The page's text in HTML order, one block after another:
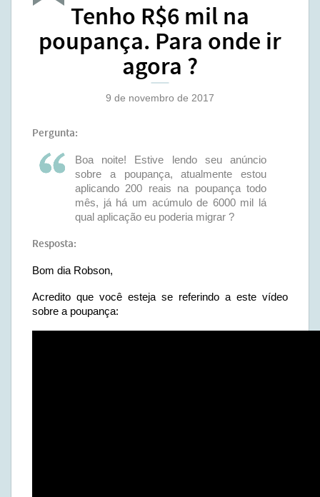
Tenho R$6 mil na
poupança. Para onde ir
agora ?
9 de novembro de 2017
Pergunta:
Boa noite! Estive lendo seu anúncio
sobre a poupança, atualmente estou
aplicando 200 reais na poupança todo
mês, já há um acúmulo de 6000 mil lá
qual aplicação eu poderia migrar ?
Resposta:
Bom dia Robson,
Acredito que você esteja se referindo a este vídeo
sobre a poupança: